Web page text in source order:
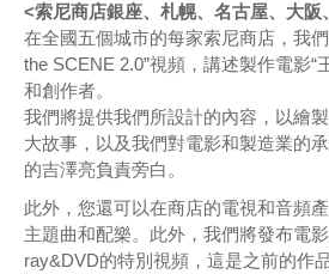
<索尼商店銀座、札幌、名古屋、大
在全國五個城市的每家索尼商店，我
the SCENE 2.0”視頻，講述製作電影“
和創作者。
我們將提供我們所設計的內容，以繪
大故事，以及我們對電影和製造業的
的吉澤亮負責旁白。
此外，您還可以在商店的電視和音頻
主題曲和配樂。此外，我們將發布電影
ray&DVD的特別視頻，這是之前的作品